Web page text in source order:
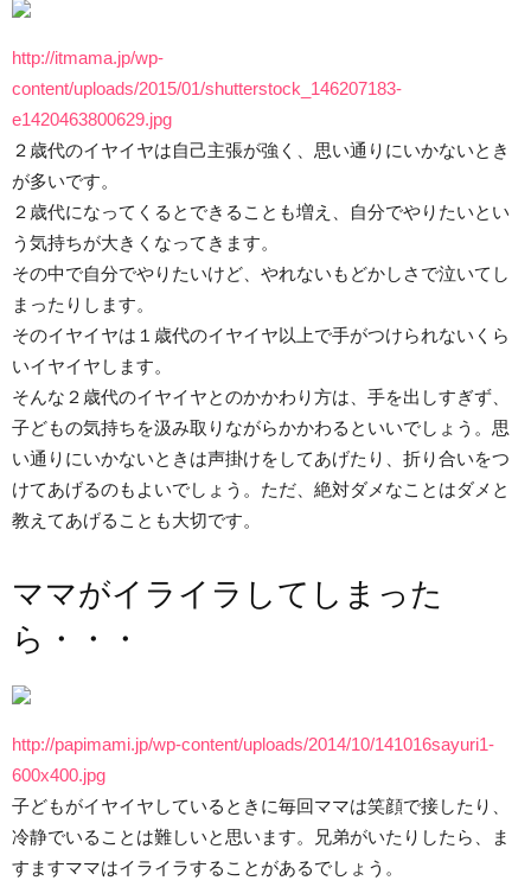
http://itmama.jp/wp-
content/uploads/2015/01/shutterstock_146207183-
e1420463800629.jpg
２歳代のイヤイヤは自己主張が強く、思い通りにいかないとき
が多いです。
２歳代になってくるとできることも増え、自分でやりたいとい
う気持ちが大きくなってきます。
その中で自分でやりたいけど、やれないもどかしさで泣いてし
まったりします。
そのイヤイヤは１歳代のイヤイヤ以上で手がつけられないくら
いイヤイヤします。
そんな２歳代のイヤイヤとのかかわり方は、手を出しすぎず、
子どもの気持ちを汲み取りながらかかわるといいでしょう。思
い通りにいかないときは声掛けをしてあげたり、折り合いをつ
けてあげるのもよいでしょう。ただ、絶対ダメなことはダメと
教えてあげることも大切です。
ママがイライラしてしまった
ら・・・
http://papimami.jp/wp-content/uploads/2014/10/141016sayuri1-
600x400.jpg
子どもがイヤイヤしているときに毎回ママは笑顔で接したり、
冷静でいることは難しいと思います。兄弟がいたりしたら、ま
すますママはイライラすることがあるでしょう。